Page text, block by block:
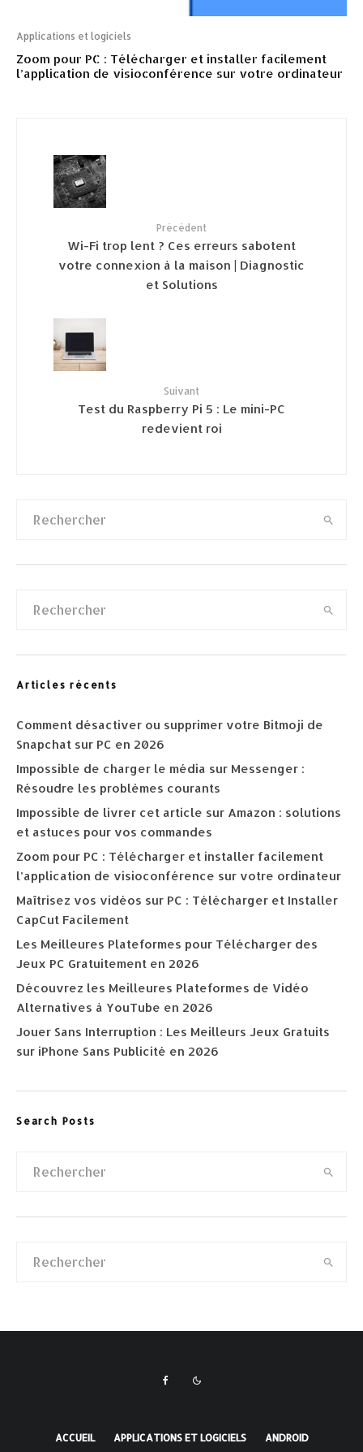
Applications et logiciels
Zoom pour PC : Télécharger et installer facilement
l’application de visioconférence sur votre ordinateur
Précédent
Wi-Fi trop lent ? Ces erreurs sabotent
votre connexion à la maison | Diagnostic
et Solutions
Suivant
Test du Raspberry Pi 5 : Le mini-PC
redevient roi
Articles récents
Comment désactiver ou supprimer votre Bitmoji de
Snapchat sur PC en 2026
Impossible de charger le média sur Messenger :
Résoudre les problèmes courants
Impossible de livrer cet article sur Amazon : solutions
et astuces pour vos commandes
Zoom pour PC : Télécharger et installer facilement
l’application de visioconférence sur votre ordinateur
Maîtrisez vos vidéos sur PC : Télécharger et Installer
CapCut Facilement
Les Meilleures Plateformes pour Télécharger des
Jeux PC Gratuitement en 2026
Découvrez les Meilleures Plateformes de Vidéo
Alternatives à YouTube en 2026
Jouer Sans Interruption : Les Meilleurs Jeux Gratuits
sur iPhone Sans Publicité en 2026
Search Posts
ACCUEIL APPLICATIONS ET LOGICIELS ANDROID